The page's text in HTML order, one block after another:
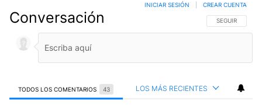
Conversación SIGA ESTA
SEGUIR
INICIAR SESIÓN CREAR CUENTA
TODOS LOS COMENTARIOS 43 LOS MÁS RECIENTES